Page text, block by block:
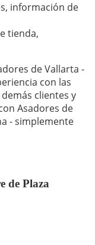
información de
tienda,
de Vallarta -
con las
clientes y
Asadores de
- simplemente
de Plaza